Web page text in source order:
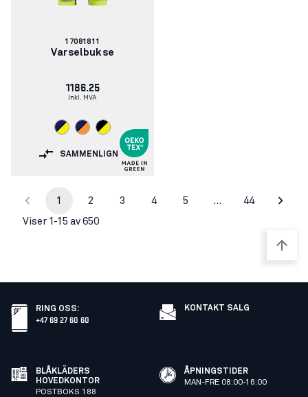
Artikkelnummer:
17081811
Varselbukse
1186.25
Inkl. MVA
SAMMENLIGN
1 2 3 4 5 … 44
Viser 1-15 av 650
RING OSS:
+47 69 27 60 60
KONTAKT SALG
BLÅKLÄDERS
HOVEDKONTOR
POSTBOKS 188
ÅPNINGSTIDER
MAN-FRE 08:00-16:00